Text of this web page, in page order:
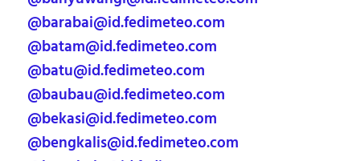
@barabai@id.fedimeteo.com
@batam@id.fedimeteo.com
@batu@id.fedimeteo.com
@baubau@id.fedimeteo.com
@bekasi@id.fedimeteo.com
@bengkalis@id.fedimeteo.com